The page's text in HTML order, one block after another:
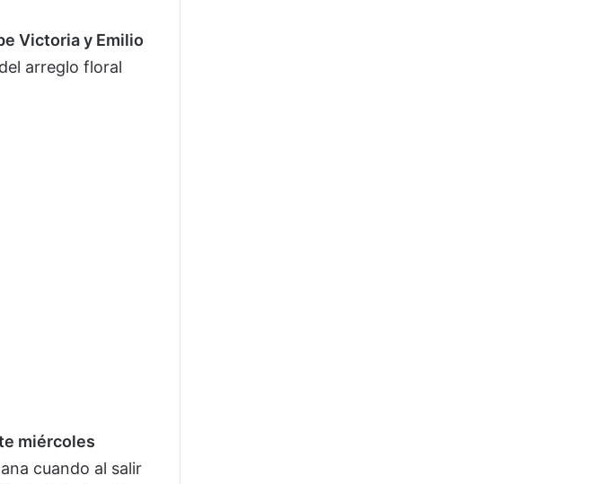
Victoria y Emilio
arreglo floral
miércoles
cuando al salir